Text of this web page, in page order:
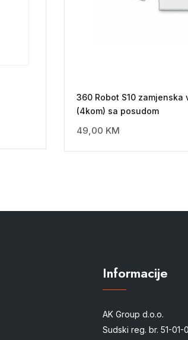
360 Robot S10 zamjenska
(4kom) sa posudom
49,00 KM
Informacije
AK Group d.o.o.
Sudski reg. br. 51-01-